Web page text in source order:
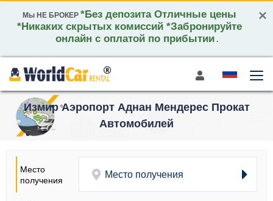
×
Мы НЕ БРОКЕР *Без депозита Отличные цены
*Никаких скрытых комиссий *Забронируйте
онлайн с оплатой по прибытии .
Измир Аэропорт Аднан Мендерес Прокат
Автомобилей
Место
получения
Место получения